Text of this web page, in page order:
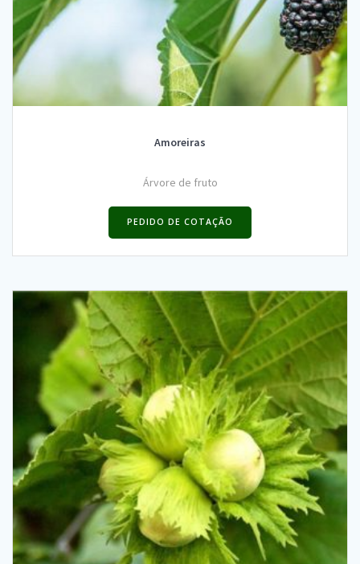
Amoreiras
Árvore de fruto
PEDIDO DE COTAÇÃO